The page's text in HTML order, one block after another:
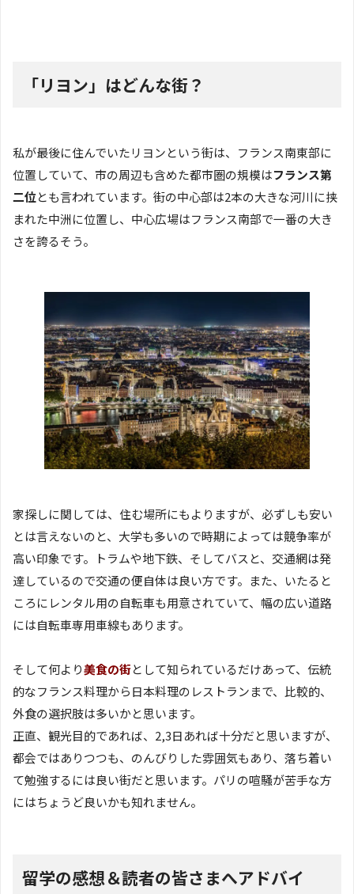
「リヨン」はどんな街？
私が最後に住んでいたリヨンという街は、フランス南東部に
位置していて、市の周辺も含めた都市圏の規模はフランス第
二位とも言われています。街の中心部は2本の大きな河川に挟
まれた中洲に位置し、中心広場はフランス南部で一番の大き
さを誇るそう。
家探しに関しては、住む場所にもよりますが、必ずしも安い
とは言えないのと、大学も多いので時期によっては競争率が
高い印象です。トラムや地下鉄、そしてバスと、交通網は発
達しているので交通の便自体は良い方です。また、いたると
ころにレンタル用の自転車も用意されていて、幅の広い道路
には自転車専用車線もあります。
そして何より美食の街として知られているだけあって、伝統
的なフランス料理から日本料理のレストランまで、比較的、
外食の選択肢は多いかと思います。
正直、観光目的であれば、2,3日あれば十分だと思いますが、
都会ではありつつも、のんびりした雰囲気もあり、落ち着い
て勉強するには良い街だと思います。パリの喧騒が苦手な方
にはちょうど良いかも知れません。
留学の感想＆読者の皆さまへアドバイ